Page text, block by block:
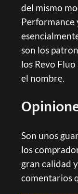
del mismo
Performance
son los
los Revo
el nombre.
Son unos
los
gran calidad
comentarios